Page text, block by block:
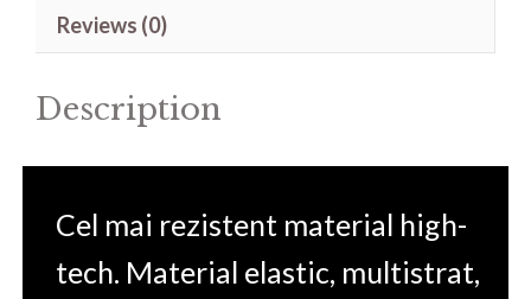
Reviews (0)
Description
Cel mai rezistent material high-
tech. Material elastic, multistrat,